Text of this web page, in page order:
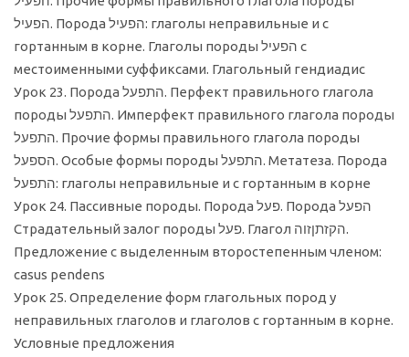
הפעיל. Порода הפעיל: глаголы неправильные и с
гортанным в корне. Глаголы породы הפעיל с
местоименными суффиксами. Глагольный гендиадис
Урок 23. Порода התפעל. Перфект правильного глагола
породы התפעל. Имперфект правильного глагола породы
התפעל. Прочие формы правильного глагола породы
הספעל. Особые формы породы התפעל. Метатеза. Порода
התפעל: глаголы неправильные и с гортанным в корне
Урок 24. Пассивные породы. Порода פעל. Порода הפעל
Страдательный залог породы פעל. Глагол הקזתןזוה.
Предложение с выделенным второстепенным членом:
casus pendens
Урок 25. Определение форм глагольных пород у
неправильных глаголов и глаголов с гортанным в корне.
Условные предложения